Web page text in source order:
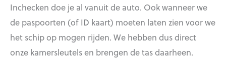
Inchecken doe je al vanuit de auto. Ook wanneer we
de paspoorten (of ID kaart) moeten laten zien voor we
het schip op mogen rijden. We hebben dus direct
onze kamersleutels en brengen de tas daarheen.